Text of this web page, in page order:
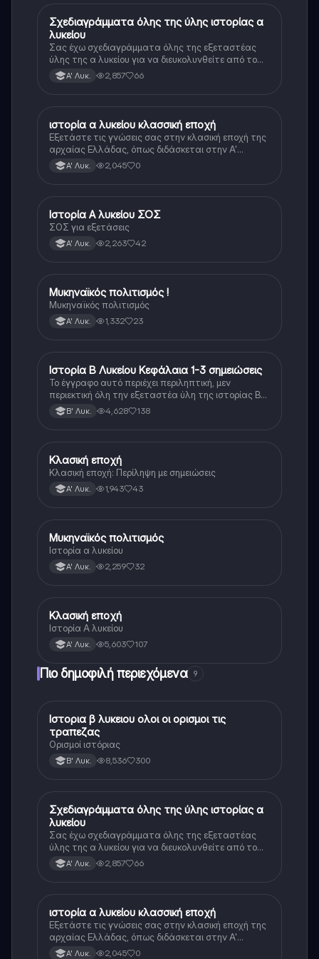
Ιστορία
Σχεδιαγράμματα όλης της ύλης ιστορίας α
λυκείου
Σας έχω σχεδιαγράμματα όλης της εξεταστέας
ύλης της α λυκείου για να διευκολυνθείτε από το
τεράστιο βάρος του βιβλίου
Α' Λυκ. 2,857 66
Ιστορία
ιστορία α λυκείου κλασσική εποχή
Εξετάστε τις γνώσεις σας στην κλασική εποχή της
αρχαίας Ελλάδας, όπως διδάσκεται στην Α'
Λυκείου.Α' Λυκ. 2,045 0
Ιστορία
Ιστορία Α λυκείου ΣΟΣ
ΣΟΣ για εξετάσεις
Α' Λυκ. 2,263 42
Ιστορία
Μυκηναϊκός πολιτισμός !
Μυκηναϊκός πολιτισμός
Α' Λυκ. 1,332 23
Ιστορία
Ιστορία Β Λυκείου Κεφάλαια 1-3 σημειώσεις
Το έγγραφο αυτό περιέχει περιληπτική, μεν
περιεκτική όλη την εξεταστέα ύλη της ιστορίας Β
λυκείου για τα πρώτα 3 Κεφάλαια, δηλαδή την
μισή ύλη. Το έγγραφο έχει γραφτεί με προσοχή και
Β' Λυκ. 4,628 138
Ιστορία
Κλασική εποχή
Κλασική εποχή: Περίληψη με σημειώσεις
Α' Λυκ. 1,943 43
Ιστορία
Μυκηναϊκός πολιτισμός
Ιστορία α λυκείου
Α' Λυκ. 2,259 32
Ιστορία
Κλασική εποχή
Ιστορία Α λυκείου
Α' Λυκ. 5,603 107
Πιο δημοφιλή περιεχόμενα 9
Ιστορία
Ιστορια β λυκειου ολοι οι ορισμοι τις
τραπεζας
Ορισμοί ιστόριας
Β' Λυκ. 8,536 300
Ιστορία
Σχεδιαγράμματα όλης της ύλης ιστορίας α
λυκείου
Σας έχω σχεδιαγράμματα όλης της εξεταστέας
ύλης της α λυκείου για να διευκολυνθείτε από το
τεράστιο βάρος του βιβλίου
Α' Λυκ. 2,857 66
Ιστορία
ιστορία α λυκείου κλασσική εποχή
Εξετάστε τις γνώσεις σας στην κλασική εποχή της
αρχαίας Ελλάδας, όπως διδάσκεται στην Α'
Λυκείου.Α' Λυκ. 2,045 0